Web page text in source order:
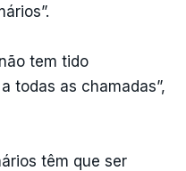
tem tido
todas as chamadas”,
têm que ser